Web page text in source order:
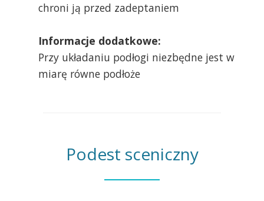
chroni ją przed zadeptaniem
Informacje dodatkowe:
Przy układaniu podłogi niezbędne jest w
miarę równe podłoże
Podest sceniczny